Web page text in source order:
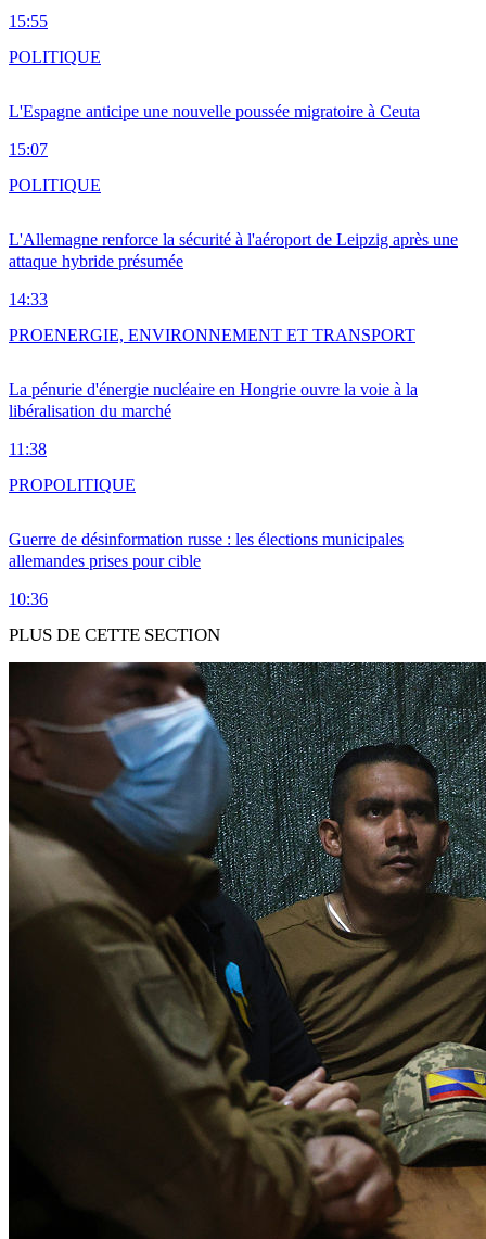
15:55
L'Espagne anticipe une nouvelle poussée migratoire à Ceuta
15:07
POLITIQUE
L'Allemagne renforce la sécurité à l'aéroport de Leipzig après une
attaque hybride présumée
14:33
POLITIQUE
La pénurie d'énergie nucléaire en Hongrie ouvre la voie à la
libéralisation du marché
11:38
PROENERGIE, ENVIRONNEMENT ET TRANSPORT
Guerre de désinformation russe : les élections municipales
allemandes prises pour cible
10:36
PROPOLITIQUE
PLUS DE CETTE SECTION